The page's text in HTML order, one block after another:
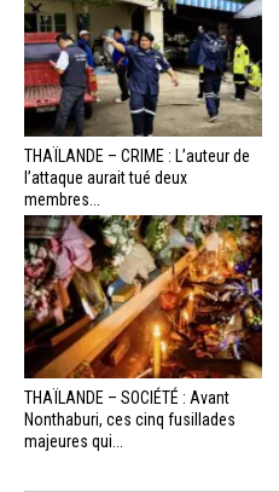
THAÏLANDE – CRIME : L’auteur de
l’attaque aurait tué deux
membres...
THAÏLANDE – SOCIÉTÉ : Avant
Nonthaburi, ces cinq fusillades
majeures qui...